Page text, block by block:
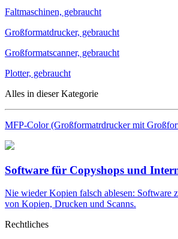
Faltmaschinen, gebraucht
Großformatdrucker, gebraucht
Großformatscanner, gebraucht
Plotter, gebraucht
Alles in dieser Kategorie
MFP-Color (Großformatrdrucker mit
Software für Copyshops und
Nie wieder Kopien falsch ablesen: Software
von Kopien, Drucken und Scanns.
Rechtliches